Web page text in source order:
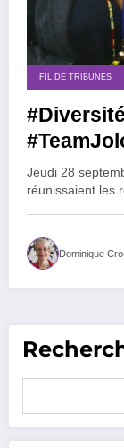
FIL DE TRIBUNES
Jeudi 28
réunissaient les
Dominique